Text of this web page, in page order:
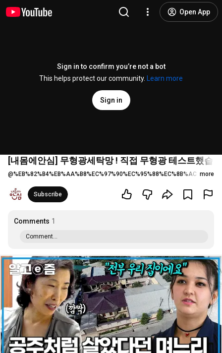
Open App
Sign in to confirm you’re not a bot
This helps protect our community.
Learn more
Sign in
[내몸에안심] 무형광세탁망 ! 직접 무형광 테스트했습
@%EB%82%B4%EB%AA%B8%EC%97%90%EC%95%88%EC%8B%AC 5 likes
more
Subscribe
Comments 1
Comment...